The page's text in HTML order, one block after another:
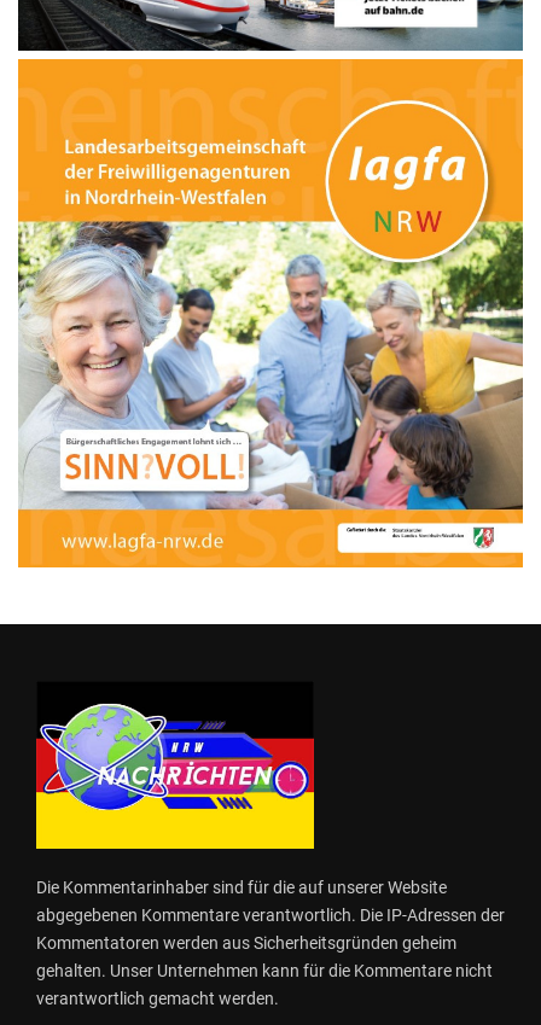
Die Kommentarinhaber sind für die auf unserer Website
abgegebenen Kommentare verantwortlich. Die IP-Adressen der
Kommentatoren werden aus Sicherheitsgründen geheim
gehalten. Unser Unternehmen kann für die Kommentare nicht
verantwortlich gemacht werden.